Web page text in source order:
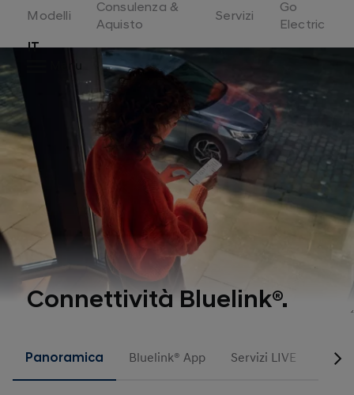
Switzerland
Modelli
Consulenza &
Aquisto
Servizi
Go
Electric
IT
Connettività Bluelink®.
Panoramica Bluelink® App Servizi LIVE